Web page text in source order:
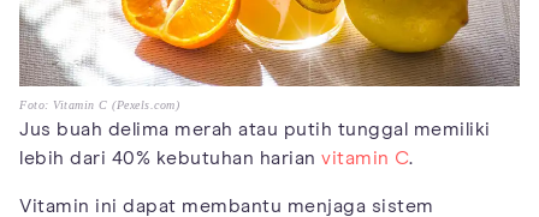
Foto: Vitamin C (Pexels.com)
Jus buah delima merah atau putih tunggal memiliki
lebih dari 40% kebutuhan harian vitamin C.
Vitamin ini dapat membantu menjaga sistem